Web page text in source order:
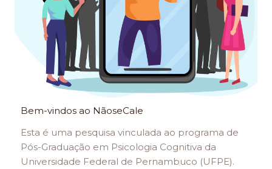
Bem-vindos ao NãoseCale
Esta é uma pesquisa vinculada ao programa de
Pós-Graduação em Psicologia Cognitiva da
Universidade Federal de Pernambuco (UFPE).